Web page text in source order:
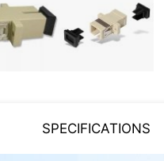
SPECIFICATIONS